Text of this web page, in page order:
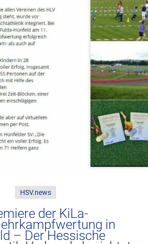
HSV.news
der KiLa-
in
– Der Hessische